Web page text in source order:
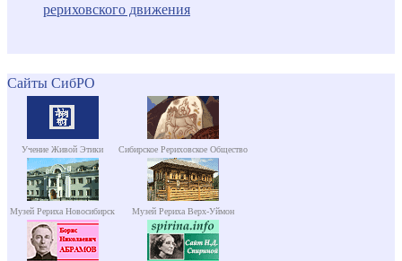
рериховского движения
Сайты СибРО
Учение Живой Этики Сибирское Рериховское Общество
Музей Рериха Новосибирск Музей Рериха Верх-Уймон